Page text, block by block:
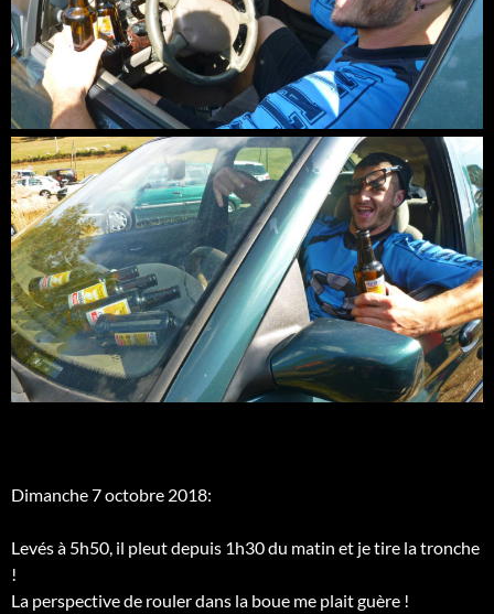
Dimanche 7 octobre 2018:
Levés à 5h50, il pleut depuis 1h30 du matin et je tire la tronche
!
La perspective de rouler dans la boue me plait guère !